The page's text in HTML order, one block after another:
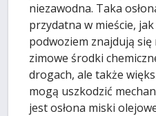
niezawodna. Taka
przydatna w mieście,
podwoziem znajdują
zimowe środki
drogach, ale także
mogą uszkodzić
jest osłona miski